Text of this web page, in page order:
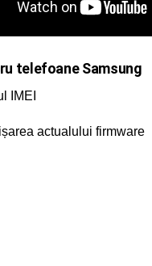
telefoane Samsung
IMEI
actualului firmware